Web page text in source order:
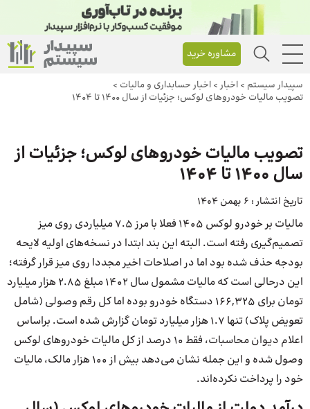
مشاوره خرید
سپیدار سیستم > اخبار> اخبار حسابداری و مالیات >
تصویب مالیات خودروهای لوکس؛ جزئیات از سال 1400 تا 1404
تصویب مالیات خودروهای لوکس؛ جزئیات از
سال 1400 تا 1404
تاریخ انتشار : 6 بهمن 1404
مالیات بر خودرو لوکس ۱۴۰۵ فعلا با مرز ۷.۵ میلیاردی روی میز
تصمیم‌گیری رفته است.‌ البته این بند ابتدا در نسخه‌های اولیه لایحه
بودجه حذف شده بود اما در اصلاحات اخیر مجددا روی میز قرار گرفته؛
این درحالی است که مالیات مشمول سال ۱۴۰۲ مبلغ ۲.۸۵ هزار میلیارد
تومان برای ۱۶۶,۳۲۵ دستگاه خودرو بوده اما کل رقم وصولی (شامل
تعویض پلاک) تنها ۱.۷ هزار میلیارد تومان گزارش شده است. براساس
اعلام دیوان محاسبات، فقط ۱۰ درصد از کل مالیات خودروهای لوکس
وصول شده و این جمله نشان می‌دهد بیش از ۱۰۰ هزار مالک، مالیات
خود را پرداخت نکرده‌اند.